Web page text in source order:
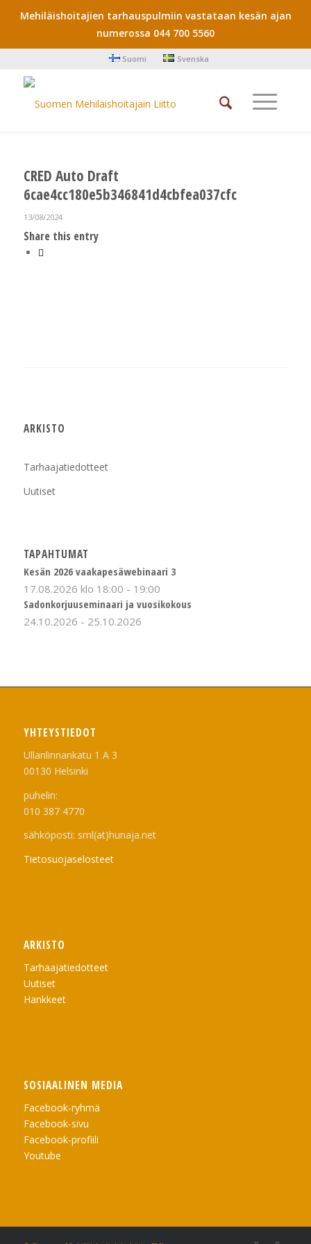
Mehiläishoitajien tarhauspulmiin vastataan kesän ajan
numerossa 044 700 5560
Suomi Svenska
CRED Auto Draft
6cae4cc180e5b346841d4cbfea037cfc
13/08/2024
Share this entry
ARKISTO
Tarhaajatiedotteet
Uutiset
TAPAHTUMAT
Kesän 2026 vaakapesäwebinaari 3
17.08.2026 klo 18:00 - 19:00
Sadonkorjuuseminaari ja vuosikokous
24.10.2026 - 25.10.2026
YHTEYSTIEDOT
Ullanlinnankatu 1 A 3
00130 Helsinki
puhelin:
010 387 4770
sähköposti: sml(at)hunaja.net
Tietosuojaselosteet
ARKISTO
Tarhaajatiedotteet
Uutiset
Hankkeet
SOSIAALINEN MEDIA
Facebook-ryhmä
Facebook-sivu
Facebook-profiili
Youtube